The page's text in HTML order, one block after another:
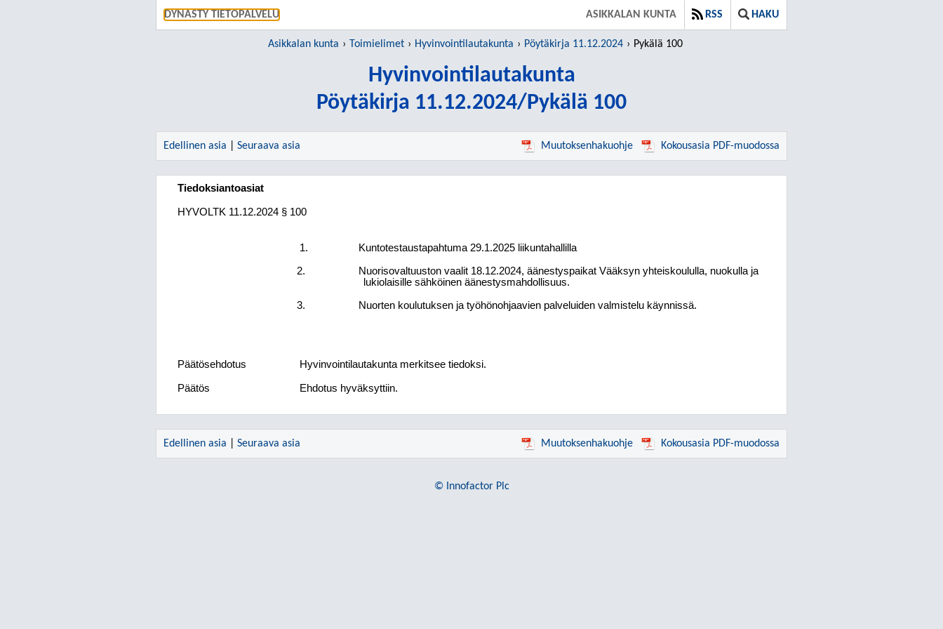
DYNASTY TIETOPALVELU ASIKKALAN KUNTA RSS HAKU
Asikkalan kunta Toimielimet Hyvinvointilautakunta Pöytäkirja 11.12.2024 Pykälä 100
Hyvinvointilautakunta
Pöytäkirja 11.12.2024/Pykälä 100
Edellinen asia Seuraava asia Muutoksenhakuohje Kokousasia PDF-muodossa
Tiedoksiantoasiat
HYVOLTK 11.12.2024 § 100
Kuntotestaustapahtuma 29.1.2025 liikuntahallilla
Nuorisovaltuuston vaalit 18.12.2024, äänestyspaikat Vääksyn yhteiskoululla, nuokulla ja
lukiolaisille sähköinen äänestysmahdollisuus.
Nuorten koulutuksen ja työhönohjaavien palveluiden valmistelu käynnissä.
Päätösehdotus Hyvinvointilautakunta merkitsee tiedoksi.
Päätös Ehdotus hyväksyttiin.
Edellinen asia Seuraava asia Muutoksenhakuohje Kokousasia PDF-muodossa
© Innofactor Plc